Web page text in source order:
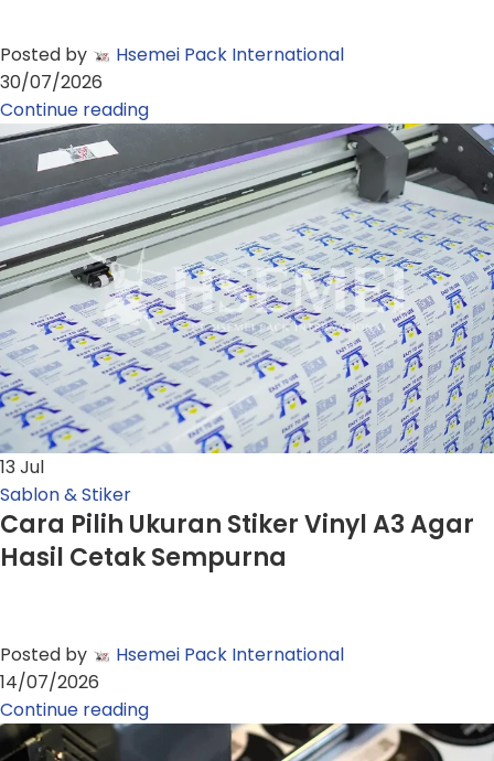
Posted by
Hsemei Pack International
30/07/2026
Continue reading
13 Jul
Sablon & Stiker
Cara Pilih Ukuran Stiker Vinyl A3 Agar
Hasil Cetak Sempurna
Posted by
Hsemei Pack International
14/07/2026
Continue reading